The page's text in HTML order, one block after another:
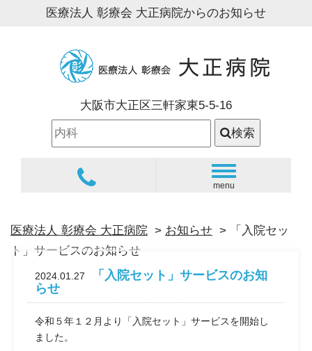
医療法人 彰療会 大正病院からのお知らせ
大阪市大正区三軒家東5-5-16
検索
navigation
menu
医療法人 彰療会 大正病院 > お知らせ > 「入院セッ
ト」サービスのお知らせ
2024.01.27
「入院セット」サービスのお知
らせ
令和５年１２月より「入院セット」サービスを開始し
ました。